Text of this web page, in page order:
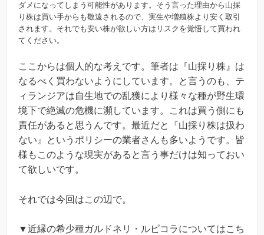
ダメになってしまう可能性があります。そう言った理由から山採
り株は買い手からも敬遠されるので、実生や増殖株より安く取引
されます。それでも安い株が欲しい方はリスクを覚悟して買われ
てください。
ここからは個人的な考えです。筆者は『山採り株』は
なるべく買わないようにしています。と言うのも、テ
ィランジアは自生地での乱獲により様々な種が野生環
境下で絶滅の危機に瀕しています。これは買う側にも
責任があると思うんです。最近だと『山採り株は扱わ
ない』というポリシーの業者さんも多いようです。皆
様もこのような現実があると言う事だけは知っておい
て欲しいです。
それでは今回はこの辺で。
▼近縁の希少種ガルドネリ・ルピコラについてはこち